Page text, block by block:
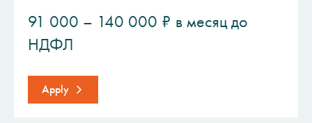
91 000 – 140 000 ₽ в месяц до
НДФЛ
Apply